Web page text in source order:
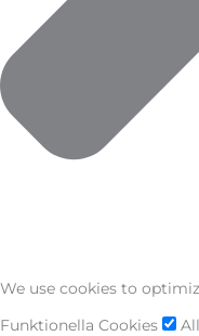
We use cookies to
Funktionella Cookies